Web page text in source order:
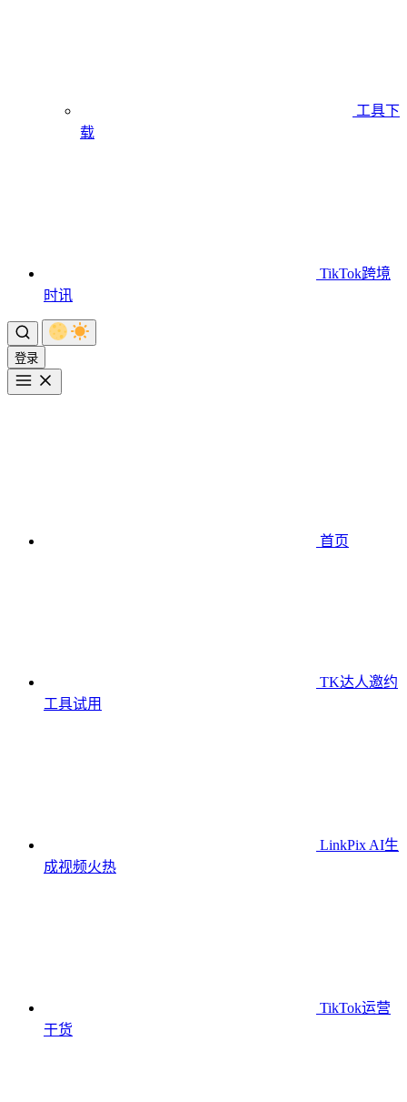
工具下
载
TikTok跨境
时讯
登录
首页
TK达人邀约
工具试用
LinkPix AI生
成视频火热
TikTok运营
干货